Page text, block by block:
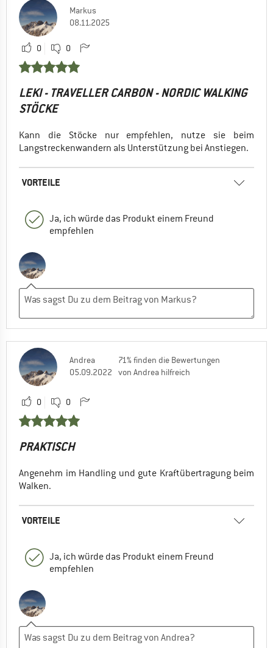
Markus
08.11.2025
0 0
LEKI - TRAVELLER CARBON - NORDIC WALKING
STÖCKE
Kann die Stöcke nur empfehlen, nutze sie beim
Langstreckenwandern als Unterstützung bei Anstiegen.
VORTEILE
Ja, ich würde das Produkt einem Freund
empfehlen
Andrea
05.09.2022
71% finden die Bewertungen
von Andrea hilfreich
0 0
PRAKTISCH
Angenehm im Handling und gute Kraftübertragung beim
Walken.
VORTEILE
Ja, ich würde das Produkt einem Freund
empfehlen